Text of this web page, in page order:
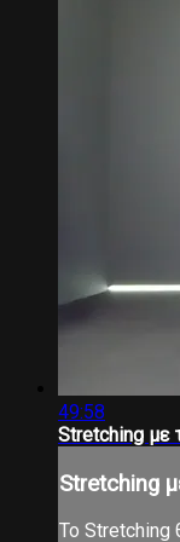
49:58
Stretching με
Stretching
Το Stretching